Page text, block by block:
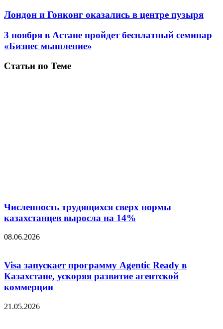
Лондон и Гонконг оказались в центре пузыря
3 ноября в Астане пройдет бесплатный семинар
«Бизнес мышление»
Статьи по Теме
Численность трудящихся сверх нормы
казахстанцев выросла на 14%
08.06.2026
Visa запускает программу Agentic Ready в
Казахстане, ускоряя развитие агентской
коммерции
21.05.2026